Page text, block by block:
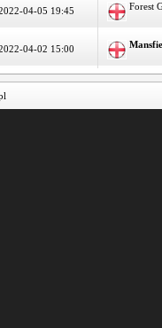
04-05 19:45 Forest
04-02 15:00